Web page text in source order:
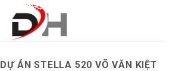
DỰ ÁN STELLA 520 VÕ VĂN KIỆT